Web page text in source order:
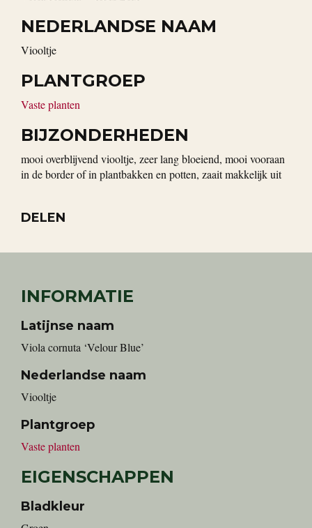
NEDERLANDSE NAAM
viooltje
PLANTGROEP
Vaste planten
BIJZONDERHEDEN
mooi overblijvend viooltje, zeer lang bloeiend, mooi vooraan
in de border of in plantbakken en potten, zaait makkelijk uit
DELEN
INFORMATIE
Latijnse naam
Viola cornuta ‘Velour Blue’
Nederlandse naam
viooltje
Plantgroep
Vaste planten
EIGENSCHAPPEN
Bladkleur